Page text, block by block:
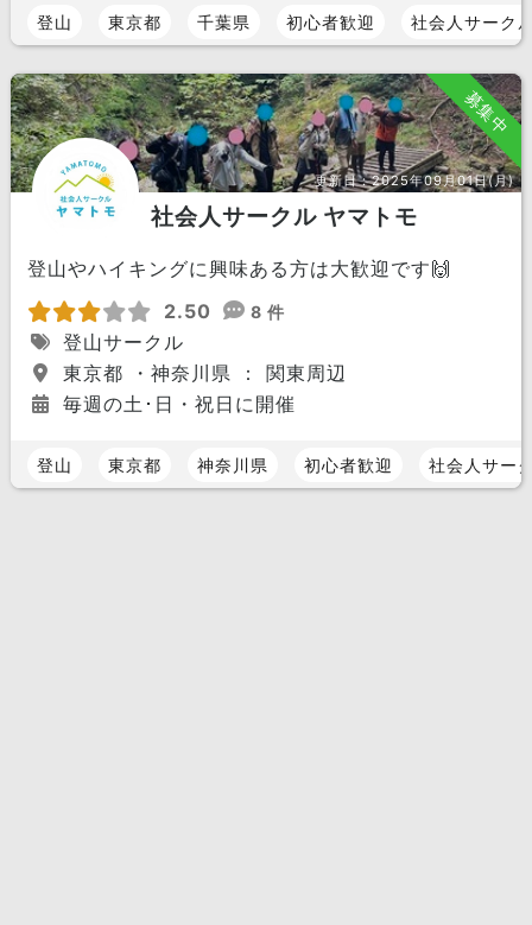
登山 東京都 千葉県 初心者歓迎 社会人サーク
募集中
更新日：2025年09月01日(月)
社会人サークル ヤマトモ
登山やハイキングに興味ある方は大歓迎です🙌
2.50
8 件
登山サークル
東京都 ・神奈川県 ： 関東周辺
毎週の土･日・祝日に開催
登山 東京都 神奈川県 初心者歓迎 社会人サー